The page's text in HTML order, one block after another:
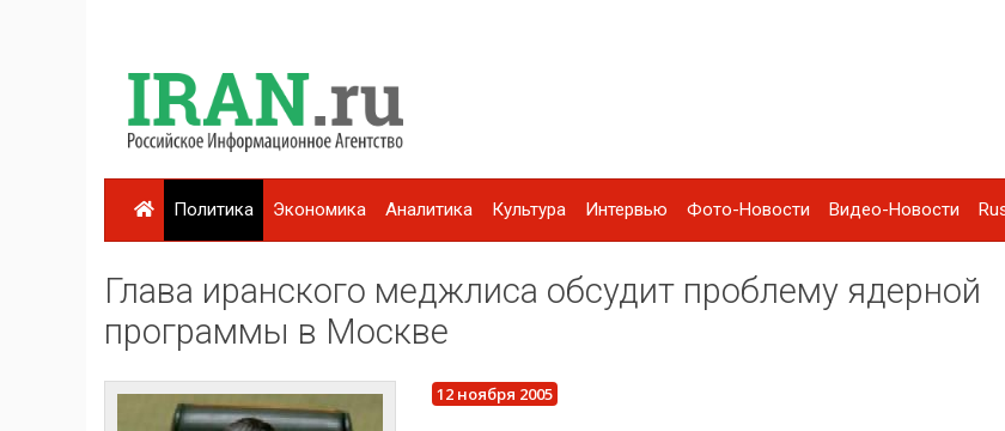
Политика Экономика Аналитика Культура Интервью Фото-Новости Видео-Новости
Глава иранского меджлиса обсудит проблему ядерной
программы в Москве
12 ноября 2005